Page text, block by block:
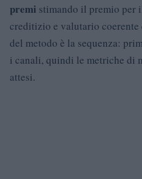
premi stimando il premio per
creditizio e valutario coerente
del metodo è la sequenza:
i canali, quindi le metriche di
attesi.